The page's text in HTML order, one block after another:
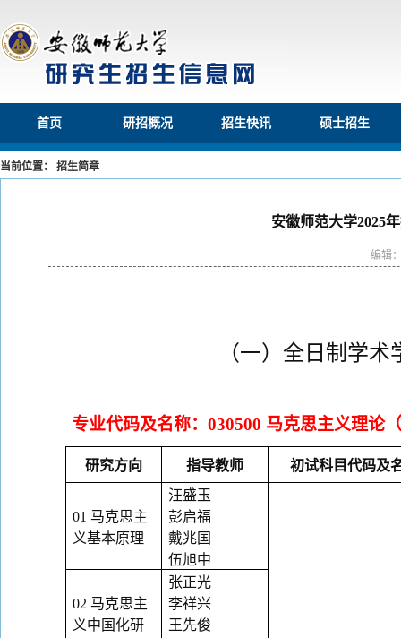
首页 研招概况 招生快讯 硕士招生
当前位置： 招生简章
安徽师范大学2025
编辑
（一）全日制学
专业代码及名称： 030500 马克思主义理论
研究方向 指导教师 初试科目代码及
01 马克思主
义基本原理
汪盛玉
彭启福
戴兆国
伍旭中
02 马克思主
义中国化研
张正光
李祥兴
王先俊